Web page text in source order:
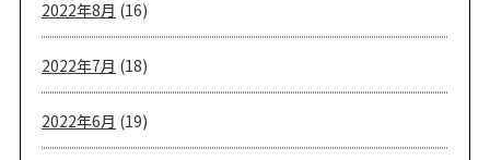
2022年8月 (16)
2022年7月 (18)
2022年6月 (19)